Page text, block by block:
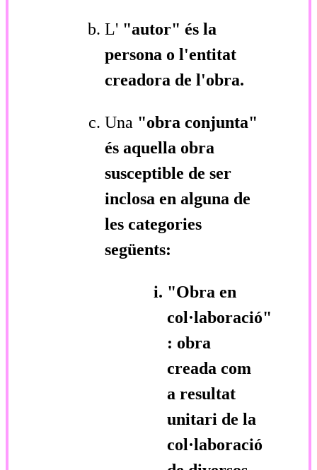
L' "autor" és la
persona o l'entitat
creadora de l'obra.
Una "obra conjunta"
és aquella obra
susceptible de ser
inclosa en alguna de
les categories
següents:
"Obra en
col·laboració"
: obra
creada com
a resultat
unitari de la
col·laboració